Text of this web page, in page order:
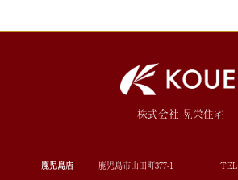
株式会社 晃栄住宅
鹿児島店 鹿児島市山田町377-1 TEL